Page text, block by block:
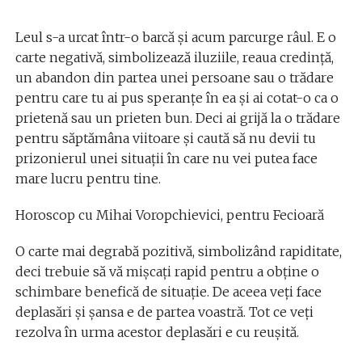
Leul s-a urcat într-o barcă și acum parcurge râul. E o
carte negativă, simbolizează iluziile, reaua credință,
un abandon din partea unei persoane sau o trădare
pentru care tu ai pus speranțe în ea și ai cotat-o ca o
prietenă sau un prieten bun. Deci ai grijă la o trădare
pentru săptămâna viitoare și caută să nu devii tu
prizonierul unei situații în care nu vei putea face
mare lucru pentru tine.
Horoscop cu Mihai Voropchievici, pentru Fecioară
O carte mai degrabă pozitivă, simbolizând rapiditate,
deci trebuie să vă mișcați rapid pentru a obține o
schimbare benefică de situație. De aceea veți face
deplasări și șansa e de partea voastră. Tot ce veți
rezolva în urma acestor deplasări e cu reușită.